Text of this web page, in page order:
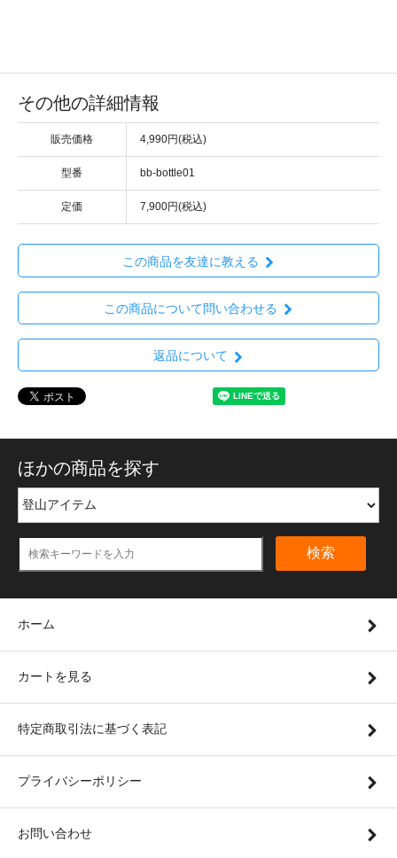
その他の詳細情報
販売価格 4,990円(税込)
型番 bb-bottle01
定価 7,900円(税込)
この商品を友達に教える
この商品について問い合わせる
返品について
ほかの商品を探す
検索
ホーム
カートを見る
特定商取引法に基づく表記
プライバシーポリシー
お問い合わせ